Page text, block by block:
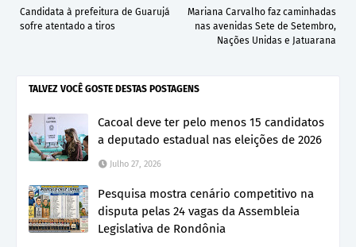
Mariana Carvalho faz caminhadas
nas avenidas Sete de Setembro,
Nações Unidas e Jatuarana
Candidata à prefeitura de Guarujá
sofre atentado a tiros
TALVEZ VOCÊ GOSTE DESTAS POSTAGENS
Cacoal deve ter pelo menos 15 candidatos
a deputado estadual nas eleições de 2026
Julho 27, 2026
Pesquisa mostra cenário competitivo na
disputa pelas 24 vagas da Assembleia
Legislativa de Rondônia